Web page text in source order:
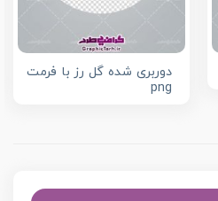
دوربری شده گل رز با فرمت
png